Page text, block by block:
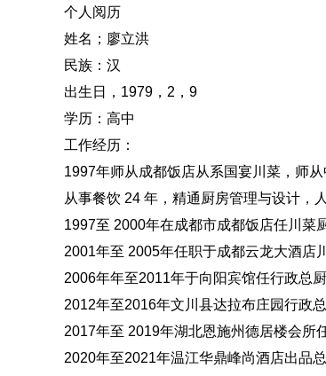
个人阅历
姓名；廖立洪
民族：汉
出生日，1979，2，9
学历：高中
工作经历：
1997年师从成都饭店从系国宴川菜，师
从事餐饮 24 年，精通厨房管理与设计，
1997至 2000年在成都市成都饭店任川菜
2001年至 2005年任职于成都云龙大酒店
2006年年至2011年于向阳宾馆任行政总厨
2012年至2016年文川县达拉布庄园行政总
2017年至 2019年湖北恩施州德居楼会所
2020年至2021年温江华鼎峰尚酒店出品总